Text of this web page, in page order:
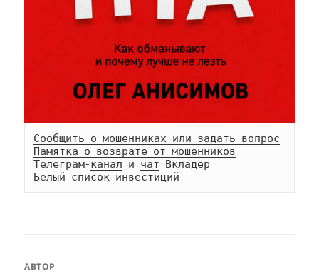
Сообщить о мошенниках или задать вопрос
Памятка о возврате от мошенников
Телеграм-канал и чат
Белый список инвестиций
АВТОР